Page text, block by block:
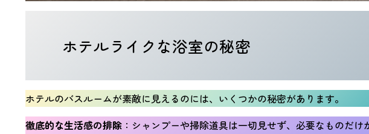
ホテルライクな浴室の秘密
ホテルのバスルームが素敵に見えるのには、いくつかの秘密があります。
徹底的な生活感の排除 ：シャンプーや掃除道具は一切見せず、必要なものだけ